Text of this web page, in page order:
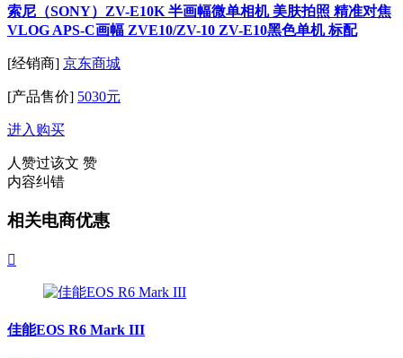
索尼（SONY）ZV-E10K 半画幅微单相机 美肤拍照 精准对焦
VLOG APS-C画幅 ZVE10/ZV-10 ZV-E10黑色单机 标配
[经销商] 京东商城
[产品售价] 5030元
进入购买
人赞过该文 赞
内容纠错
相关电商优惠

佳能EOS R6 Mark III